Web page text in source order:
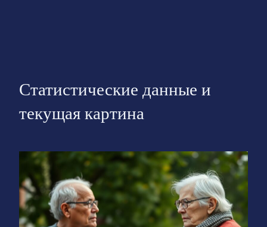
Статистические данные и
текущая картина